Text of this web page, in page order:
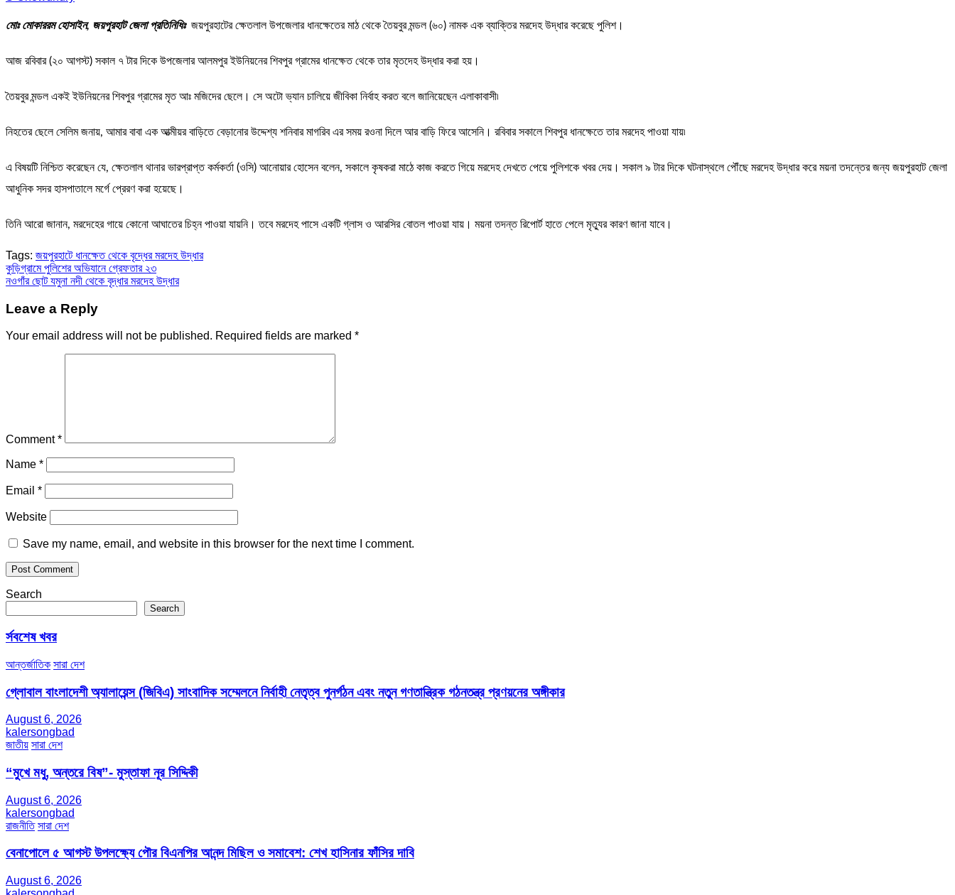
মোঃ মোকাররম হোসাইন, জয়পুরহাট জেলা প্রতিনিধিঃ জয়পুরহাটের ক্ষেতলাল উপজেলার ধানক্ষেতের মাঠ থেকে তৈয়বুর মন্ডল (৬০) নামক এক ব্যাক্তির মরদেহ উদ্ধার করেছে পুলিশ।
আজ রবিবার (২০ আগস্ট) সকাল ৭ টার দিকে উপজেলার আলমপুর ইউনিয়নের শিবপুর গ্রামের ধানক্ষেত থেকে তার মৃতদেহ উদ্ধার করা হয়।
তৈয়বুর মন্ডল একই ইউনিয়নের শিবপুর গ্রামের মৃত আঃ মজিদের ছেলে। সে অটো ভ্যান চালিয়ে জীবিকা নির্বাহ করত বলে জানিয়েছেন এলাকাবাসী৷
নিহতের ছেলে সেলিম জনায়, আমার বাবা এক আত্মীয়র বাড়িতে বেড়ানোর উদ্দেশ্য শনিবার মাগরিব এর সময় রওনা দিলে আর বাড়ি ফিরে আসেনি। রবিবার সকালে শিবপুর ধানক্ষেতে তার মরদেহ পাওয়া যায়৷
এ বিষয়টি নিশ্চিত করেছেন যে, ক্ষেতলাল থানার ভারপ্রাপ্ত কর্মকর্তা (ওসি) আনোয়ার হোসেন বলেন, সকালে কৃষকরা মাঠে কাজ করতে গিয়ে মরদেহ দেখতে পেয়ে পুলিশকে খবর দেয়। সকাল ৯ টার দিকে ঘটনাস্থলে পৌঁছে মরদেহ উদ্ধার করে ময়না তদন্তের জন্য জয়পুরহাট জেলা
আধুনিক সদর হাসপাতালে মর্গে প্রেরণ করা হয়েছে।
তিনি আরো জানান, মরদেহের গায়ে কোনো আঘাতের চিহ্ন পাওয়া যায়নি। তবে মরদেহ পাসে একটি গ্লাস ও আরসির বোতল পাওয়া যায়। ময়না তদন্ত রিপোর্ট হাতে পেলে মৃত্যুর কারণ জানা যাবে।
Tags: জয়পুরহাটে ধানক্ষেত থেকে বৃদ্ধের মরদেহ উদ্ধার
Post
navigation
কুড়িগ্রামে পুলিশের অভিযানে গ্রেফতার ২৩
নওগাঁর ছোট যমুনা নদী থেকে বৃদ্ধার মরদেহ উদ্ধার
Leave a Reply
Your email address will not be published. Required fields are marked *
Comment*
Name *
Email *
Website
Save my name, email, and website in this browser for the next time I comment.
Search
Search
র্সবশেষ খবর
আন্তর্জাতিক সারা দেশ
গ্লোবাল বাংলাদেশী অ্যালায়েন্স (জিবিএ) সাংবাদিক সম্মেলনে নির্বাহী নেতৃত্ব পুনর্গঠন এবং নতুন গণতান্ত্রিক গঠনতন্ত্র প্রণয়নের অঙ্গীকার
August 6, 2026
kalersongbad
জাতীয় সারা দেশ
“মুখে মধু, অন্তরে বিষ”- মুস্তাফা নূর সিদ্দিকী
August 6, 2026
kalersongbad
রাজনীতি সারা দেশ
বেনাপোলে ৫ আগস্ট উপলক্ষ্যে পৌর বিএনপির আনন্দ মিছিল ও সমাবেশ: শেখ হাসিনার ফাঁসির দাবি
August 6, 2026